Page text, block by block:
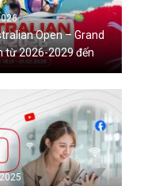
Open – Grand
từ 2026-2029 đến